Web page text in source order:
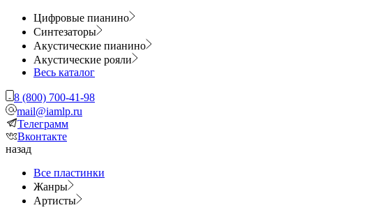
Цифровые пианино
Синтезаторы
Акустические пианино
Акустические рояли
Весь каталог
8 (800) 700-41-98
mail@iamlp.ru
Телеграмм
Вконтакте
назад
Все пластинки
Жанры
Артисты